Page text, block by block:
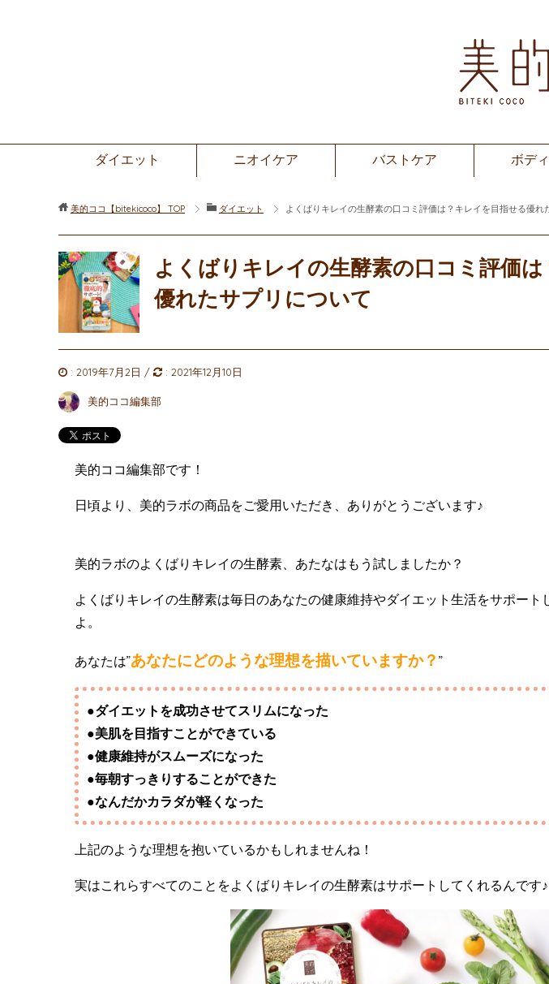
ダイエット ニオイケア バストケア ボデ
美的ココ【bitekicoco】 TOP ダイエット よくばりキレイの生酵素の口コミ評価は？キレイを目指せる優れ
よくばりキレイの生酵素の口コミ評価
優れたサプリについて
: 2019年7月2日 / : 2021年12月10日
美的ココ編集部
美的ココ編集部です！
日頃より、美的ラボの商品をご愛用いただき、ありがとうございます♪
美的ラボのよくばりキレイの生酵素、あたなはもう試しましたか？
よくばりキレイの生酵素は毎日のあなたの健康維持やダイエット生活をサポート
よ。
あなたは”あなたにどのような理想を描いていますか？ ”
●ダイエットを成功させてスリムになった
●美肌を目指すことができている
●健康維持がスムーズになった
●毎朝すっきりすることができた
●なんだかカラダが軽くなった
上記のような理想を抱いているかもしれませんね！
実はこれらすべてのことをよくばりキレイの生酵素はサポートしてくれるんです♪